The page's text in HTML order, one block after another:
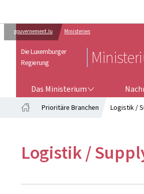
gouvernement.lu Ministerien
Die Luxemburger
Regierung
Das Ministerium
Prioritäre Branchen Logistik /
Logistik /